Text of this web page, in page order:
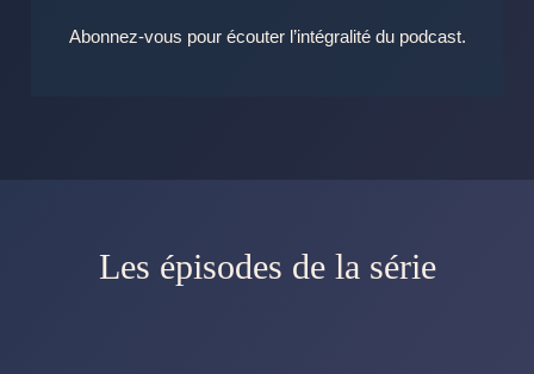
Abonnez-vous pour écouter l’intégralité du podcast.
Les épisodes de la série